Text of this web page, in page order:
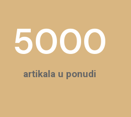
5000
artikala u ponudi